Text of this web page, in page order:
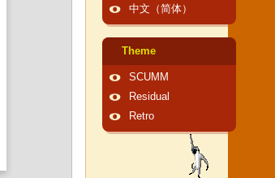
中文（简体）
Theme
SCUMM
Residual
Retro